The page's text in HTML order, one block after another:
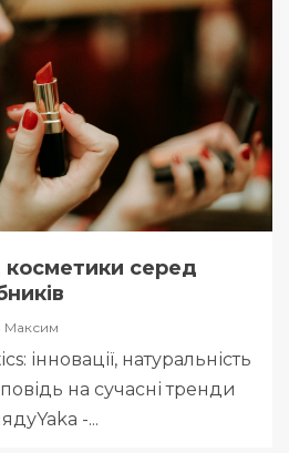
серед
Максим
інновації, натуральність
на сучасні тренди
-...